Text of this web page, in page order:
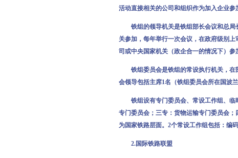
活动直接相关的公司和组织作为加入企业参
铁组的领导机关是铁组部长会议和总局
关参加，每年举行一次会议，在政府级别
司或中央国家机关（政企合一的情况下）参
铁组委员会是铁组的常设执行机关，在
会领导包括主席1名（铁组委员会所在国波
铁组设有专门委员会、常设工作组、临
专门委员会；三专：货物运输专门委员会
为国家铁路层面。2个常设工作组包括：编
2.国际铁路联盟